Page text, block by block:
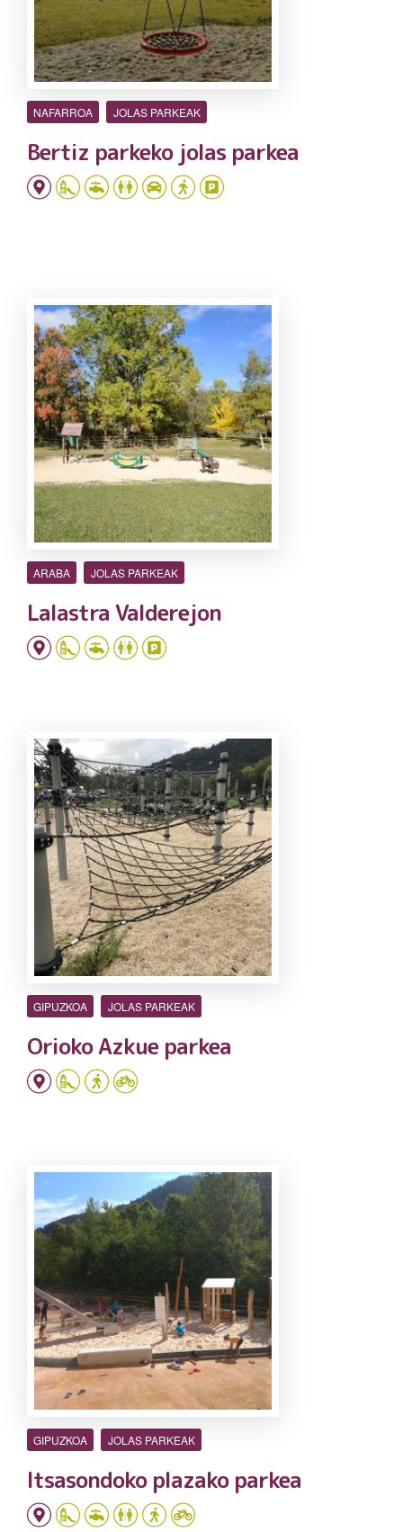
NAFARROA JOLAS PARKEAK
Bertiz parkeko jolas parkea
ARABA JOLAS PARKEAK
Lalastra Valderejon
GIPUZKOA JOLAS PARKEAK
Orioko Azkue parkea
GIPUZKOA JOLAS PARKEAK
Itsasondoko plazako parkea